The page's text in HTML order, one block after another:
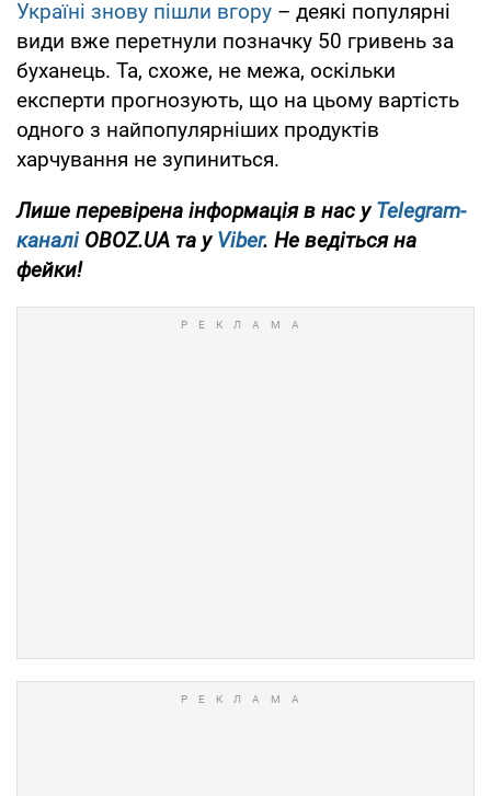
Україні знову пішли вгору – деякі популярні
види вже перетнули позначку 50 гривень за
буханець. Та, схоже, не межа, оскільки
експерти прогнозують, що на цьому вартість
одного з найпопулярніших продуктів
харчування не зупиниться.
Лише перевірена інформація в нас уTelegram-
каналіOBOZ.UA та уViber. Не ведіться на
фейки!